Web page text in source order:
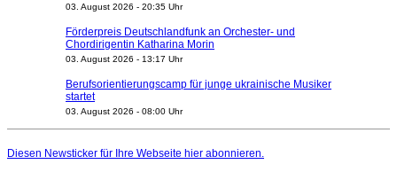
03. August 2026 - 20:35 Uhr
Förderpreis Deutschlandfunk an Orchester- und
Chordirigentin Katharina Morin
03. August 2026 - 13:17 Uhr
Berufsorientierungscamp für junge ukrainische Musiker
startet
03. August 2026 - 08:00 Uhr
Nationaltheater Mannheim
Diesen Newsticker für Ihre Webseite hier abonnieren.